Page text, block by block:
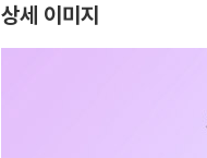
상세 이미지